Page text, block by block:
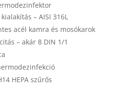
– AISI 316L
acél kamra és mosókarok
– akár 8 DIN 1/1
HEPA szűrős